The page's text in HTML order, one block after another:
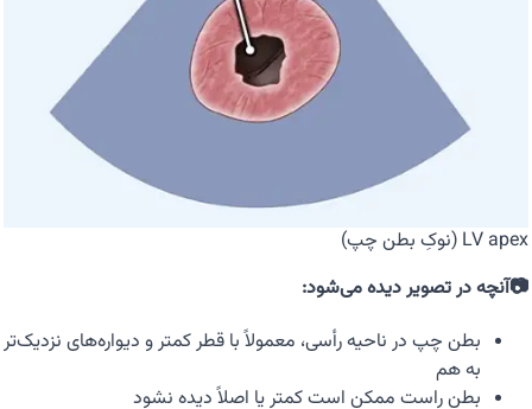
LV apex (نوکِ بطن چپ)
📷آنچه در تصویر دیده می‌شود:
بطن چپ در ناحیه رأسی، معمولاً با قطر کمتر و دیواره‌های نزدیک‌تر
به هم
بطن راست ممکن است کمتر یا اصلاً دیده نشود